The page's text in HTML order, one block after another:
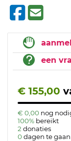
een
€ 155,00
€ 0,00 nog
100% bereikt
2 donaties
0 dagen te gaan